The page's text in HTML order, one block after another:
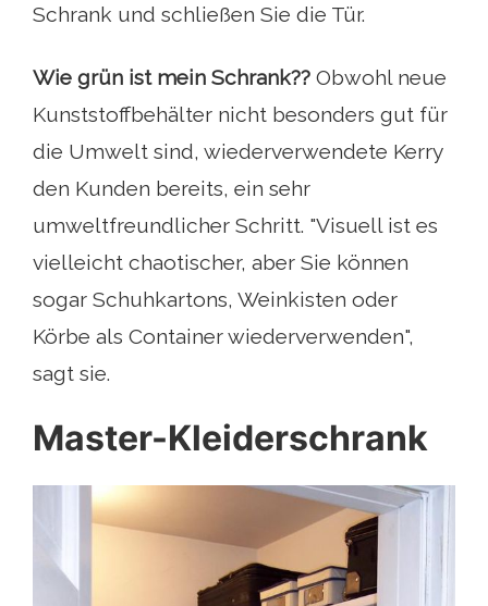
Schrank und schließen Sie die Tür.
Wie grün ist mein Schrank?? Obwohl neue
Kunststoffbehälter nicht besonders gut für
die Umwelt sind, wiederverwendete Kerry
den Kunden bereits, ein sehr
umweltfreundlicher Schritt. "Visuell ist es
vielleicht chaotischer, aber Sie können
sogar Schuhkartons, Weinkisten oder
Körbe als Container wiederverwenden",
sagt sie.
Master-Kleiderschrank